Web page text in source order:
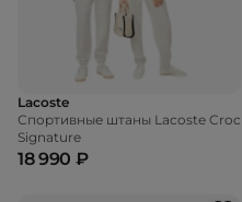
Lacoste
Спортивные штаны Lacoste Croc
Signature
18 990 ₽